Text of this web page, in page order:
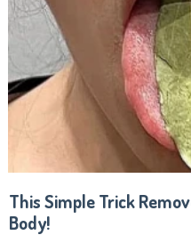
This Simple Trick
Body!